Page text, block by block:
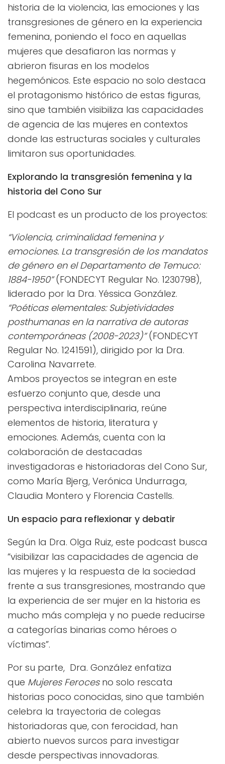
historia de la violencia, las emociones y las
transgresiones de género en la experiencia
femenina, poniendo el foco en aquellas
mujeres que desafiaron las normas y
abrieron fisuras en los modelos
hegemónicos. Este espacio no solo destaca
el protagonismo histórico de estas figuras,
sino que también visibiliza las capacidades
de agencia de las mujeres en contextos
donde las estructuras sociales y culturales
limitaron sus oportunidades.
Explorando la transgresión femenina y la
historia del Cono Sur
El podcast es un producto de los proyectos:
“Violencia, criminalidad femenina y
emociones. La transgresión de los mandatos
de género en el Departamento de Temuco:
1884-1950”(FONDECYT Regular No. 1230798),
liderado por la Dra. Yéssica González.
“Poéticas elementales: Subjetividades
posthumanas en la narrativa de autoras
contemporáneas (2008-2023)”(FONDECYT
Regular No. 1241591), dirigido por la Dra.
Carolina Navarrete.
Ambos proyectos se integran en este
esfuerzo conjunto que, desde una
perspectiva interdisciplinaria, reúne
elementos de historia, literatura y
emociones. Además, cuenta con la
colaboración de destacadas
investigadoras e historiadoras del Cono Sur,
como María Bjerg, Verónica Undurraga,
Claudia Montero y Florencia Castells.
Un espacio para reflexionar y debatir
Según la Dra. Olga Ruiz, este podcast busca
“visibilizar las capacidades de agencia de
las mujeres y la respuesta de la sociedad
frente a sus transgresiones, mostrando que
la experiencia de ser mujer en la historia es
mucho más compleja y no puede reducirse
a categorías binarias como héroes o
víctimas”.
Por su parte, Dra. González enfatiza
que Mujeres Ferocesno solo rescata
historias poco conocidas, sino que también
celebra la trayectoria de colegas
historiadoras que, con ferocidad, han
abierto nuevos surcos para investigar
desde perspectivas innovadoras.